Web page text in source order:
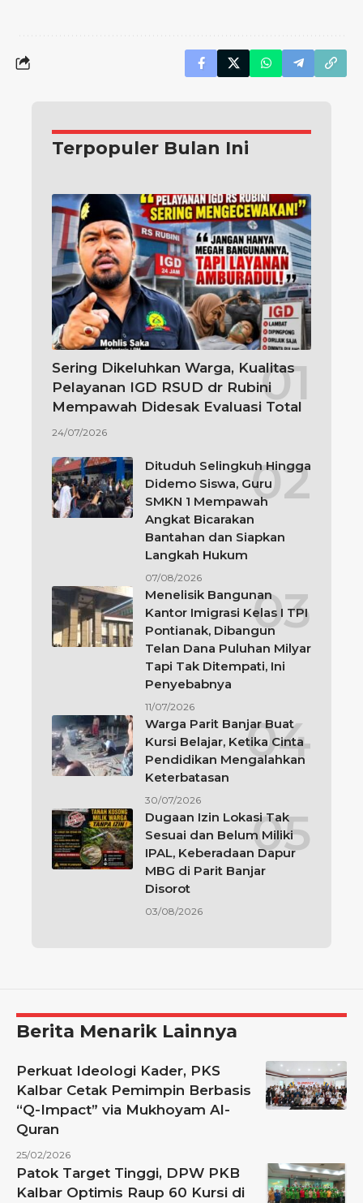
Terpopuler Bulan Ini
Sering Dikeluhkan Warga, Kualitas
Pelayanan IGD RSUD dr Rubini
Mempawah Didesak Evaluasi Total
24/07/2026
Dituduh Selingkuh Hingga
Didemo Siswa, Guru
SMKN 1 Mempawah
Angkat Bicarakan
Bantahan dan Siapkan
Langkah Hukum
07/08/2026
Menelisik Bangunan
Kantor Imigrasi Kelas I TPI
Pontianak, Dibangun
Telan Dana Puluhan Milyar
Tapi Tak Ditempati, Ini
Penyebabnya
11/07/2026
Warga Parit Banjar Buat
Kursi Belajar, Ketika Cinta
Pendidikan Mengalahkan
Keterbatasan
30/07/2026
Dugaan Izin Lokasi Tak
Sesuai dan Belum Miliki
IPAL, Keberadaan Dapur
MBG di Parit Banjar
Disorot
03/08/2026
Berita Menarik Lainnya
Perkuat Ideologi Kader, PKS
Kalbar Cetak Pemimpin Berbasis
“Q-Impact” via Mukhoyam Al-
Quran
25/02/2026
Patok Target Tinggi, DPW PKB
Kalbar Optimis Raup 60 Kursi di